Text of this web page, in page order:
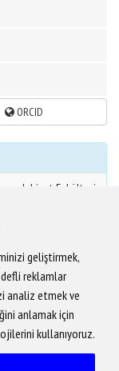
geliştirmek,
reklamlar
analiz etmek ve
anlamak için
kullanıyoruz.
ORCID
edebiyat Fakültesi
(Tam Burslu)
Bilimler Enstitüsü
Tarih (Yl) (Tezli)
Bilimler Enstitüsü
Yeni Çağ Tarihi (Dr)